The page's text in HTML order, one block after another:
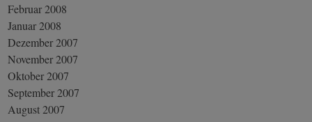
Februar 2008
Januar 2008
Dezember 2007
November 2007
Oktober 2007
September 2007
August 2007